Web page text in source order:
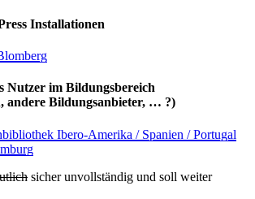
Installationen
Nutzer im Bildungsbereich
andere Bildungsanbieter, … ?)
Ibero-Amerika / Spanien / Portugal
sicher unvollständig und soll weiter